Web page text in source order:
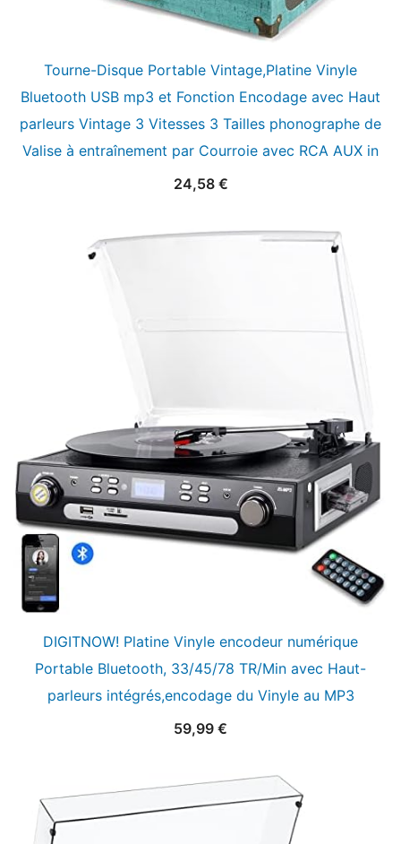
Tourne-Disque Portable Vintage,Platine Vinyle
Bluetooth USB mp3 et Fonction Encodage avec Haut
parleurs Vintage 3 Vitesses 3 Tailles phonographe de
Valise à entraînement par Courroie avec RCA AUX in
24,58 €
DIGITNOW! Platine Vinyle encodeur numérique
Portable Bluetooth, 33/45/78 TR/Min avec Haut-
parleurs intégrés,encodage du Vinyle au MP3
59,99 €